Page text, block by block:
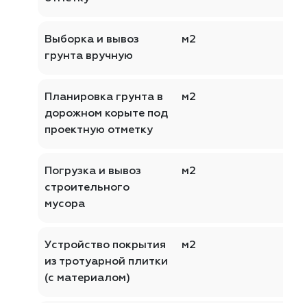
Выборка и вывоз
грунта вручную
м2
Планировка грунта в
дорожном корыте под
проектную отметку
м2
Погрузка и вывоз
строительного
мусора
м2
Устройство покрытия
из тротуарной плитки
(с материалом)
м2